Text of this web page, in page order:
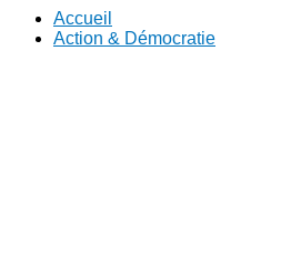
Accueil
Action & Démocratie